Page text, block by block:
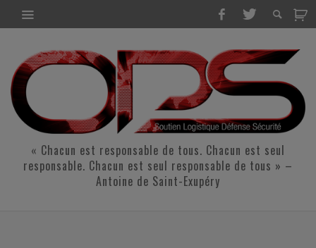
« Chacun est responsable de tous. Chacun est seul
responsable. Chacun est seul responsable de tous » –
Antoine de Saint-Exupéry